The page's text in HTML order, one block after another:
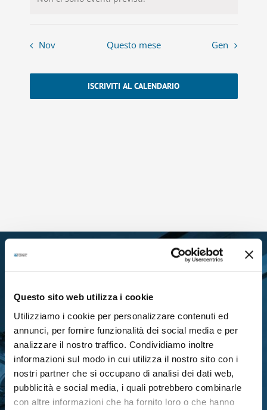
Questo sito web utilizza i cookie
Utilizziamo i cookie per personalizzare contenuti ed
annunci, per fornire funzionalità dei social media e per
analizzare il nostro traffico. Condividiamo inoltre
informazioni sul modo in cui utilizza il nostro sito con i
nostri partner che si occupano di analisi dei dati web,
pubblicità e social media, i quali potrebbero combinarle
con altre informazioni che ha fornito loro o che hanno
Nov Questo mese Gen
ISCRIVITI AL CALENDARIO
RIMANI IN CONTATTO CON
LA FONDAZIONE